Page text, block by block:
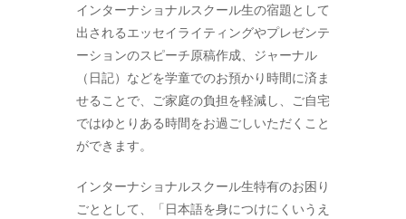
インターナショナルスクール生の宿題として
出されるエッセイライティングやプレゼンテ
ーションのスピーチ原稿作成、ジャーナル
（日記）などを学童でのお預かり時間に済ま
せることで、ご家庭の負担を軽減し、ご自宅
ではゆとりある時間をお過ごしいただくこと
ができます。
インターナショナルスクール生特有のお困り
ごととして、「日本語を身につけにくいうえ